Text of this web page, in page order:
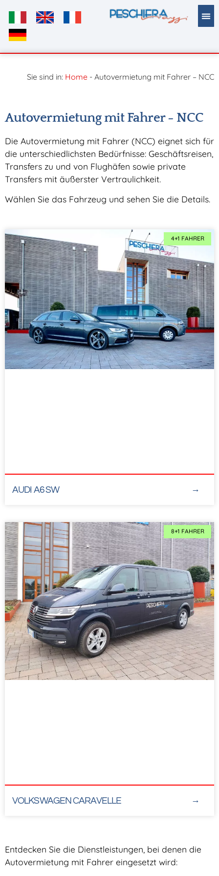
springen
Sie sind in: Home - Autovermietung mit Fahrer – NCC
Autovermietung mit Fahrer - NCC
Die Autovermietung mit Fahrer (NCC) eignet sich für
die unterschiedlichsten Bedürfnisse: Geschäftsreisen,
Transfers zu und von Flughäfen sowie private
Transfers mit äußerster Vertraulichkeit.
Wählen Sie das Fahrzeug und sehen Sie die Details.
4+1 FAHRER
AUDI A6 SW
8+1 FAHRER
VOLKSWAGEN CARAVELLE
Entdecken Sie die Dienstleistungen, bei denen die
Autovermietung mit Fahrer eingesetzt wird: